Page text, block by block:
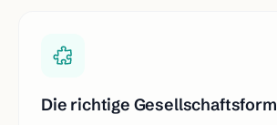
Die richtige Gesellschaftsform